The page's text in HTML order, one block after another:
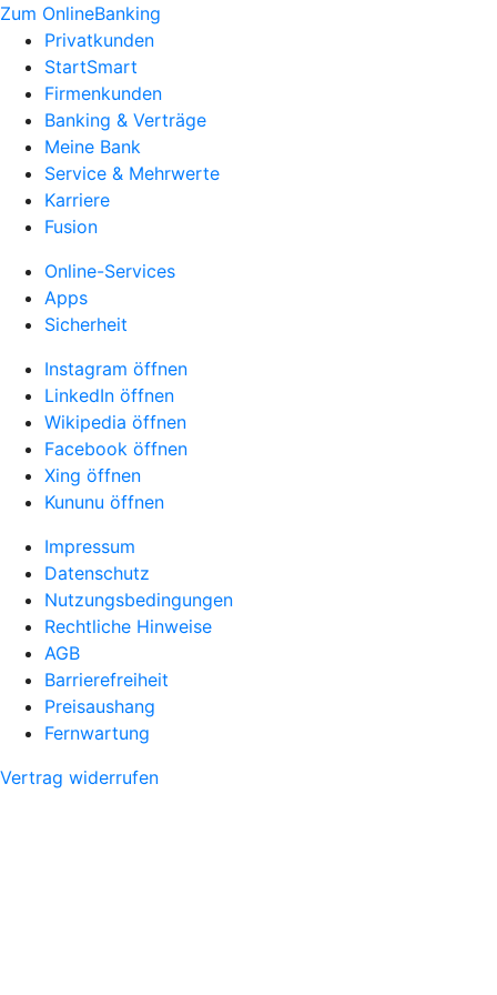
Zum OnlineBanking
Privatkunden
StartSmart
Firmenkunden
Banking & Verträge
Meine Bank
Service & Mehrwerte
Karriere
Fusion
Online-Services
Apps
Sicherheit
Instagram öffnen
LinkedIn öffnen
Wikipedia öffnen
Facebook öffnen
Xing öffnen
Kununu öffnen
Impressum
Datenschutz
Nutzungsbedingungen
Rechtliche Hinweise
AGB
Barrierefreiheit
Preisaushang
Fernwartung
Vertrag widerrufen